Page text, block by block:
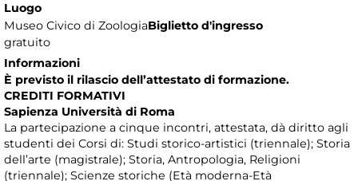
Luogo
Museo Civico di ZoologiaBiglietto d'ingresso
gratuito
Informazioni
È previsto il rilascio dell’attestato di formazione.
CREDITI FORMATIVI
Sapienza Università di Roma
La partecipazione a cinque incontri, attestata, dà diritto agli
studenti dei Corsi di: Studi storico-artistici (triennale); Storia
dell’arte (magistrale); Storia, Antropologia, Religioni
(triennale); Scienze storiche (Età moderna-Età